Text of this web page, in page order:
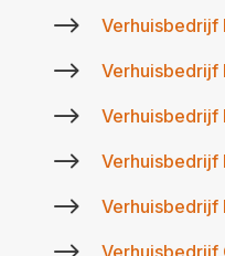
$ Verhuisbedrijf
$ Verhuisbedrijf
$ Verhuisbedrijf
$ Verhuisbedrijf
$ Verhuisbedrijf